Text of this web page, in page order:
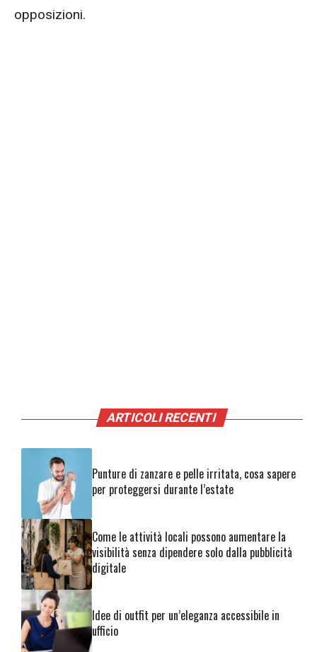
opposizioni.
ARTICOLI RECENTI
Punture di zanzare e pelle irritata, cosa sapere
per proteggersi durante l’estate
Come le attività locali possono aumentare la
visibilità senza dipendere solo dalla pubblicità
digitale
Idee di outfit per un’eleganza accessibile in
ufficio